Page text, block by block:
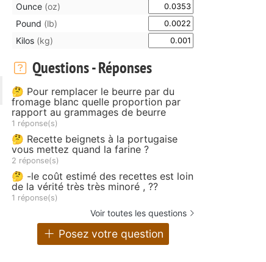
Ounce (oz)
Pound (lb)
Kilos (kg)
Questions - Réponses
🤔 Pour remplacer le beurre par du
fromage blanc quelle proportion par
rapport au grammages de beurre
1 réponse(s)
🤔 Recette beignets à la portugaise
vous mettez quand la farine ?
2 réponse(s)
🤔 -le coût estimé des recettes est loin
de la vérité très très minoré , ??
1 réponse(s)
Voir toutes les questions
Posez votre question